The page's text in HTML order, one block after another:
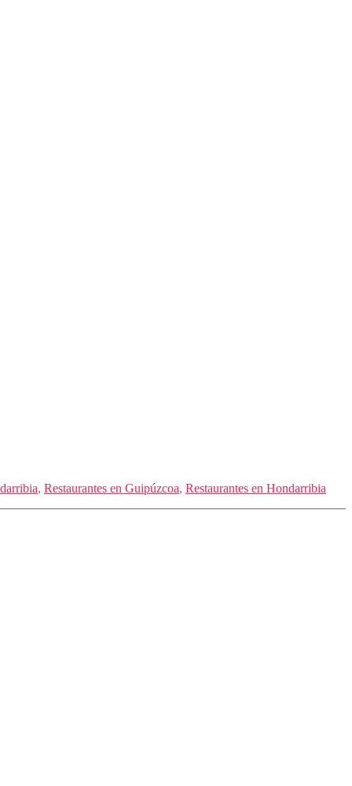
, Restaurantes en Guipúzcoa, Restaurantes en Hondarribia